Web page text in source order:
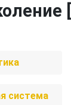
система